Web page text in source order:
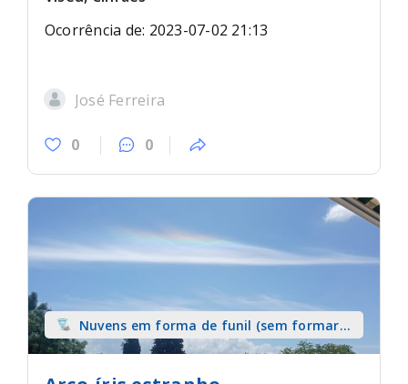
Ocorrência de: 2023-07-02 21:13
José Ferreira
0 0
Nuvens em forma de funil (sem formar
tromba) sobre terra